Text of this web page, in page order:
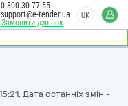
Замовити дзвінок
0 800 30 77 55
support@e-tender.ua
UK
Дата останніх змін -